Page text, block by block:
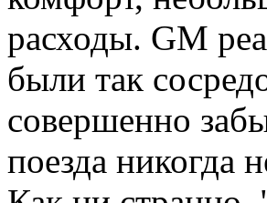
расходы. GM
были так
совершенно
поезда никогда